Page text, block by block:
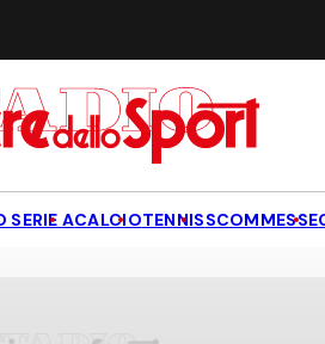
SERIE ACALCIOTENNISSCOMMESSE